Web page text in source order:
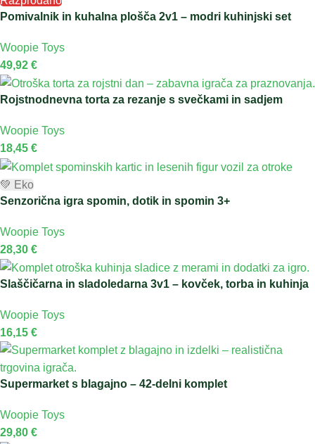
Pomivalnik in kuhalna plošča 2v1 – modri kuhinjski set
Woopie Toys
49,92 €
Rojstnodnevna torta za rezanje s svečkami in sadjem
Woopie Toys
18,45 €
💚 Eko
Senzorična igra spomin, dotik in spomin 3+
Woopie Toys
28,30 €
Slaščičarna in sladoledarna 3v1 – kovček, torba in kuhinja
Woopie Toys
16,15 €
Supermarket s blagajno – 42-delni komplet
Woopie Toys
29,80 €